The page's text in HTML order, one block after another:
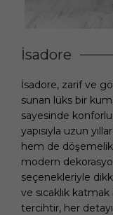
İsadore
İsadore, zarif ve
sunan lüks bir
sayesinde konforlu
yapısıyla uzun
hem de döşemelik
modern
seçenekleriyle
ve sıcaklık
tercihtir, her